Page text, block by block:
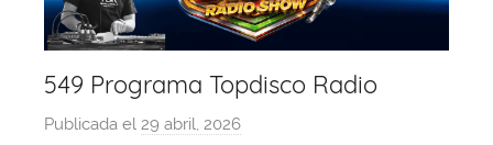
549 Programa Topdisco Radio
Publicada el 29 abril, 2026